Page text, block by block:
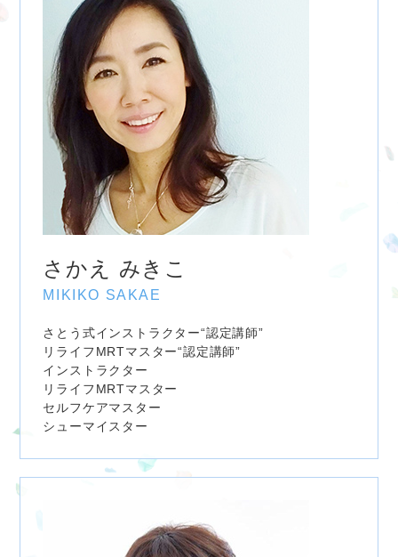
さかえ みきこ
MIKIKO SAKAE
さとう式インストラクター“認定講師”
リライフMRTマスター“認定講師”
インストラクター
リライフMRTマスター
セルフケアマスター
シューマイスター